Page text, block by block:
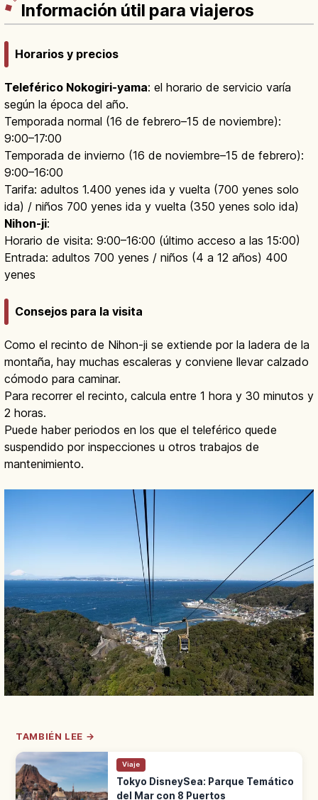
Información útil para viajeros
Horarios y precios
Teleférico Nokogiri-yama: el horario de servicio varía
según la época del año.
Temporada normal (16 de febrero–15 de noviembre):
9:00–17:00
Temporada de invierno (16 de noviembre–15 de febrero):
9:00–16:00
Tarifa: adultos 1.400 yenes ida y vuelta (700 yenes solo
ida) / niños 700 yenes ida y vuelta (350 yenes solo ida)
Nihon-ji:
Horario de visita: 9:00–16:00 (último acceso a las 15:00)
Entrada: adultos 700 yenes / niños (4 a 12 años) 400
yenes
Consejos para la visita
Como el recinto de Nihon-ji se extiende por la ladera de la
montaña, hay muchas escaleras y conviene llevar calzado
cómodo para caminar.
Para recorrer el recinto, calcula entre 1 hora y 30 minutos y
2 horas.
Puede haber periodos en los que el teleférico quede
suspendido por inspecciones u otros trabajos de
mantenimiento.
TAMBIÉN LEE →
Viaje
Tokyo DisneySea: Parque Temático
del Mar con 8 Puertos